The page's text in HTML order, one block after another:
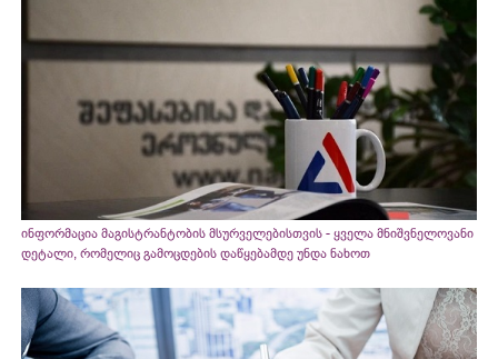
ინფორმაცია მაგისტრანტობის მსურველებისთვის - ყველა მნიშვნელოვანი
დეტალი, რომელიც გამოცდების დაწყებამდე უნდა ნახოთ